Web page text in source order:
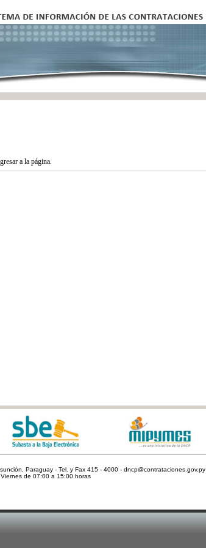
a la página.
Paraguay - Tel. y Fax 415 - 4000 - dncp@contrataciones.gov.py
de 07:00 a 15:00 horas